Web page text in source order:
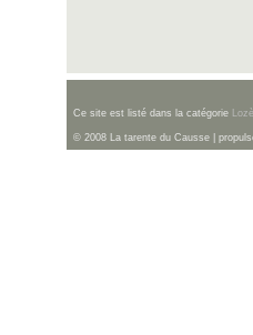
Ce site est listé dans la catégorie
© 2008 La tarente du Causse |